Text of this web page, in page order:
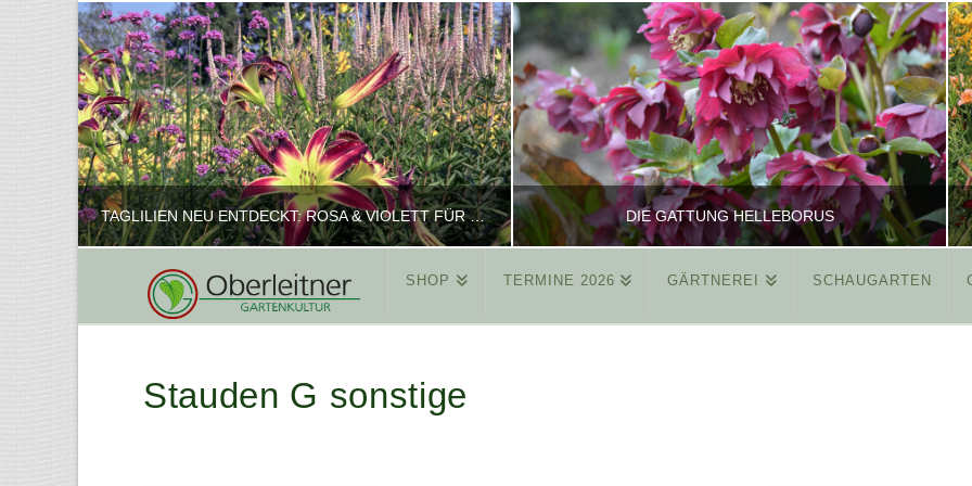
TAGLILIEN NEU ENTDECKT: ROSA & VIOLETT FÜR ROMANTISCHE PFLANZKOMBINATIONEN
REINHARD
DIE GATTUNG HELLEBORUS
REINHARD
SHOP TERMINE 2026 GÄRTNEREI SCHAUGARTEN
Stauden G sonstige